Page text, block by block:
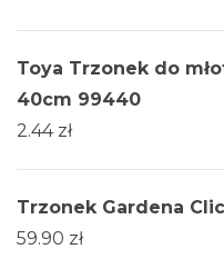
Toya Trzonek do
40cm 99440
2.44 zł
Trzonek Gardena
59.90 zł